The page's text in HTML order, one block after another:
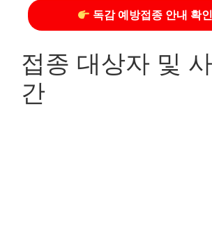
독감 예방접종 안내 확인
접종 대상자 및
간